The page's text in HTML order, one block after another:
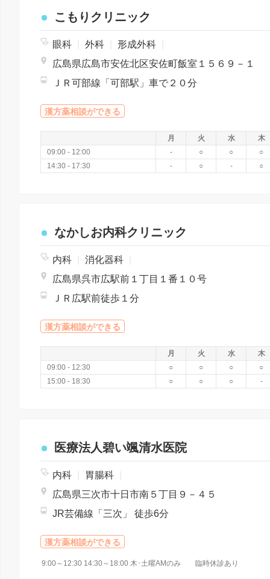
こもりクリニック
眼科 外科 形成外科
広島県広島市安佐北区安佐町飯室１５６９－１
ＪＲ可部線「可部駅」車で２０分
漢方薬相談ができる
月 火 水
木
09:00 - 12:00
- ○ ○
○
14:30 - 17:30
- ○ - ○
なかしお内科クリニック
内科 消化器科
広島県呉市広駅前１丁目１番１０号
ＪＲ広駅前徒歩１分
漢方薬相談ができる
月 火 水
木
09:00 - 12:30
○ ○ ○
○
15:00 - 18:30
○ ○ ○ -
医療法人碧い颯清水医院
内科 胃腸科
広島県三次市十日市南５丁目９－４５
JR芸備線「三次」 徒歩6分
漢方薬相談ができる
9:00～12:30 14:30～18:00 木･土曜AMのみ 臨時休診あり